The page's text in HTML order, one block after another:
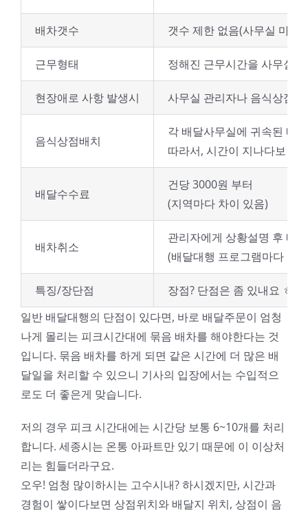
배차갯수 갯수 제한 없음(사무실 마다
근무형태 정해진 근무시간을 사무실
현장애로 사항 발생시 사무실 관리자나 음식상점
음식상점배치
각 배달사무실에 귀속된 배
따라서, 시간이 지나다보면
배달수수료
건당 3000원 부터
(지역마다 차이 있음)
배차취소
관리자에게 상황설명 후 배
(배달대행 프로그램마다 다
특징/장단점
장점? 단점은 좀 있내요 ㅎㅎ
일반 배달대행의 단점이 있다면, 바로 배달주문이 엄청
나게 몰리는 피크시간대에 묶음 배차를 해야한다는 것
입니다. 묶음 배차를 하게 되면 같은 시간에 더 많은 배
달일을 처리할 수 있으니 기사의 입장에서는 수입적으
로도 더 좋은게 맞습니다.
저의 경우 피크 시간대에는 시간당 보통 6~10개를 처리
합니다. 세종시는 온통 아파트만 있기 때문에 이 이상처
리는 힘들더라구요.
오우! 엄청 많이하시는 고수시내? 하시겠지만, 시간과
경험이 쌓이다보면 상점위치와 배달지 위치, 상점이 음